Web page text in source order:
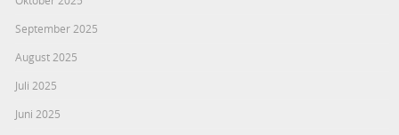
September 2025
August 2025
Juli 2025
Juni 2025